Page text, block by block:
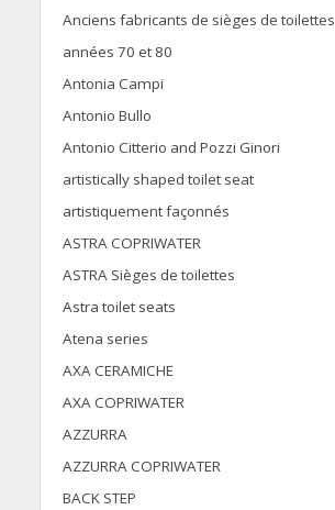
Anciens fabricants de sièges de toilettes
années 70 et 80
Antonia Campi
Antonio Bullo
Antonio Citterio and Pozzi Ginori
artistically shaped toilet seat
artistiquement façonnés
ASTRA COPRIWATER
ASTRA Sièges de toilettes
Astra toilet seats
Atena series
AXA CERAMICHE
AXA COPRIWATER
AZZURRA
AZZURRA COPRIWATER
BACK STEP